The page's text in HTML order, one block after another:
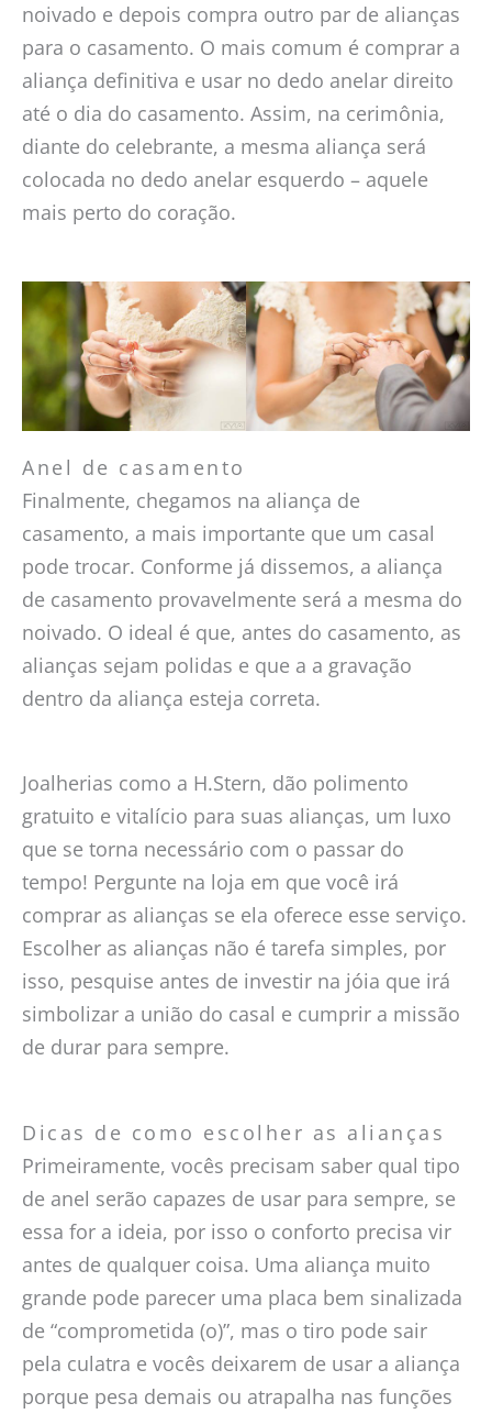
noivado e depois compra outro par de alianças
para o casamento. O mais comum é comprar a
aliança definitiva e usar no dedo anelar direito
até o dia do casamento. Assim, na cerimônia,
diante do celebrante, a mesma aliança será
colocada no dedo anelar esquerdo – aquele
mais perto do coração.
Anel de casamento
Finalmente, chegamos na aliança de
casamento, a mais importante que um casal
pode trocar. Conforme já dissemos, a aliança
de casamento provavelmente será a mesma do
noivado. O ideal é que, antes do casamento, as
alianças sejam polidas e que a a gravação
dentro da aliança esteja correta.
Joalherias como a H.Stern, dão polimento
gratuito e vitalício para suas alianças, um luxo
que se torna necessário com o passar do
tempo! Pergunte na loja em que você irá
comprar as alianças se ela oferece esse serviço.
Escolher as alianças não é tarefa simples, por
isso, pesquise antes de investir na jóia que irá
simbolizar a união do casal e cumprir a missão
de durar para sempre.
Dicas de como escolher as alianças
Primeiramente, vocês precisam saber qual tipo
de anel serão capazes de usar para sempre, se
essa for a ideia, por isso o conforto precisa vir
antes de qualquer coisa. Uma aliança muito
grande pode parecer uma placa bem sinalizada
de “comprometida (o)”, mas o tiro pode sair
pela culatra e vocês deixarem de usar a aliança
porque pesa demais ou atrapalha nas funções